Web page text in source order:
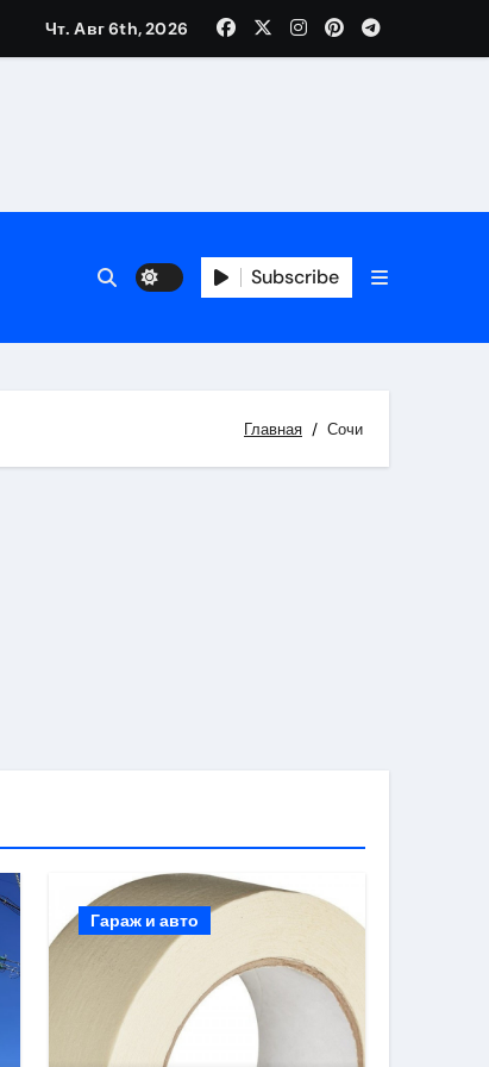
Чт. Авг 6th, 2026
Subscribe
Главная Сочи
Гараж и авто